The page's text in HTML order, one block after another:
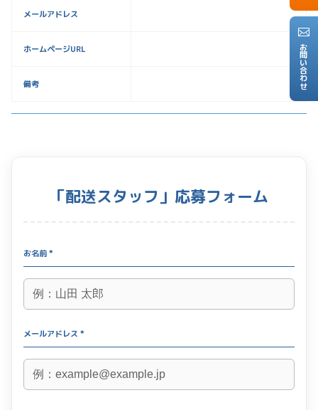
お問い合わせ
メールアドレス
ホームページURL
備考
「配送スタッフ」応募フォーム
お名前 *
メールアドレス *